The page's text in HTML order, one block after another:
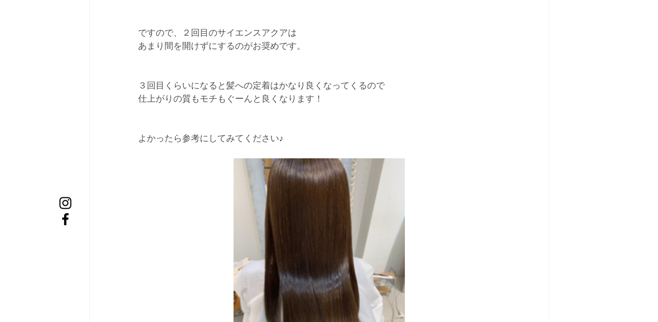
ですので、２回目のサイエンスアクアは
あまり間を開けずにするのがお奨めです。
３回目くらいになると髪への定着はかなり良くなってくるので
仕上がりの質もモチもぐーんと良くなります！
よかったら参考にしてみてください♪